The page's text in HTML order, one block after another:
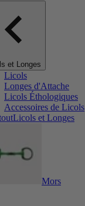
et Longes
Licols
Longes d'Attache
Licols Éthologiques
Accessoires de Licols
et Longes
Mors